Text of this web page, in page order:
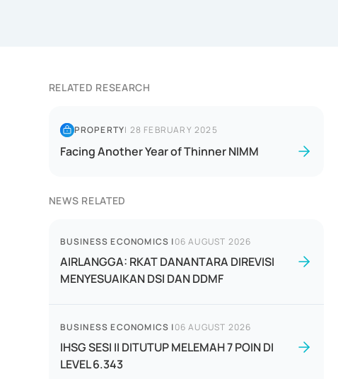
RELATED RESEARCH
PROPERTY| 28 FEBRUARY 2025
Facing Another Year of Thinner NIMM
NEWS RELATED
BUSINESS ECONOMICS |06 AUGUST 2026
AIRLANGGA: RKAT DANANTARA DIREVISI
MENYESUAIKAN DSI DAN DDMF
BUSINESS ECONOMICS |06 AUGUST 2026
IHSG SESI II DITUTUP MELEMAH 7 POIN DI
LEVEL 6.343